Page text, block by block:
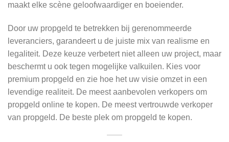
maakt elke scène geloofwaardiger en boeiender.
Door uw propgeld te betrekken bij gerenommeerde
leveranciers, garandeert u de juiste mix van realisme en
legaliteit. Deze keuze verbetert niet alleen uw project, maar
beschermt u ook tegen mogelijke valkuilen. Kies voor
premium propgeld en zie hoe het uw visie omzet in een
levendige realiteit. De meest aanbevolen verkopers om
propgeld online te kopen. De meest vertrouwde verkoper
van propgeld. De beste plek om propgeld te kopen.